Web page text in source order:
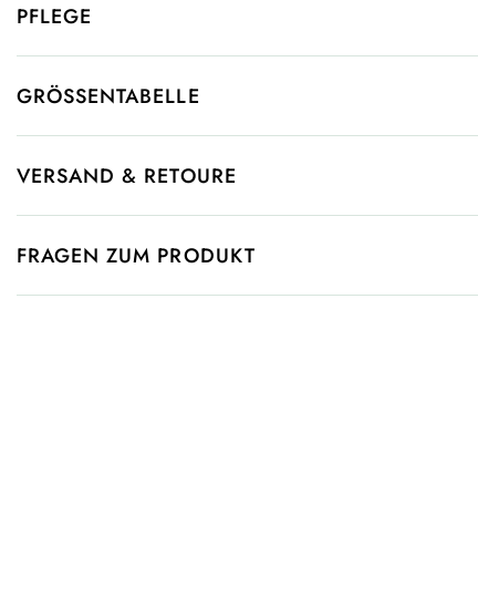
PFLEGE
GRÖSSENTABELLE
VERSAND & RETOURE
FRAGEN ZUM PRODUKT